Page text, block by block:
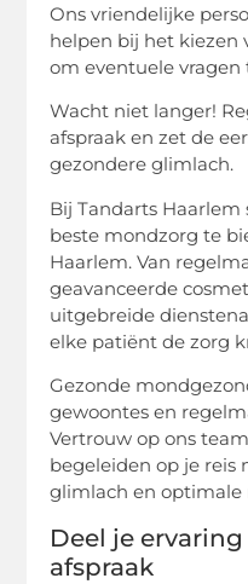
Ons vriendelijke
helpen bij het kiezen
om eventuele
Wacht niet langer!
afspraak en zet de
gezondere glimlach.
Bij Tandarts
beste mondzorg te
Haarlem. Van
geavanceerde
uitgebreide
elke patiënt de zorg
Gezonde
gewoontes en
Vertrouw op ons
begeleiden op je reis
glimlach en
Deel je
afspraak